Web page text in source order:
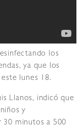
los
ya que los
lunes 18.
Llanos, indicó que
y
30 minutos a 500